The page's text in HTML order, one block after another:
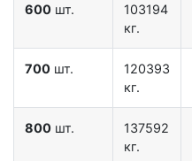
600 шт.
103194
кг.
700 шт.
120393
кг.
800 шт.
137592
кг.